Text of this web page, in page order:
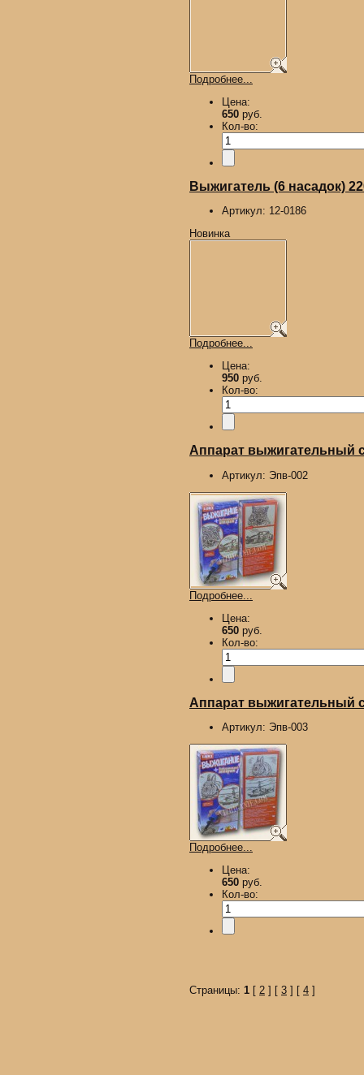
Подробнее...
Цена:
650 руб.
Кол-во:
Выжигатель (6 насадок)
Артикул: 12-0186
Новинка
Подробнее...
Цена:
950 руб.
Кол-во:
Аппарат выжигательный
Артикул: Эпв-002
Подробнее...
Цена:
650 руб.
Кол-во:
Аппарат выжигательный
Артикул: Эпв-003
Подробнее...
Цена:
650 руб.
Кол-во:
Страницы: 1 [ 2 ] [ 3 ] [ 4 ]